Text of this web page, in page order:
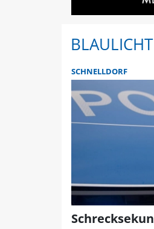
BLAULICHT
SCHNELLDORF